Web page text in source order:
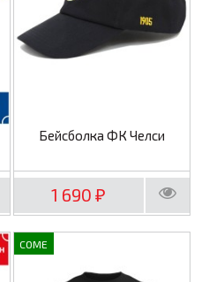
Бейсболка ФК Челси
1 690₽
COME